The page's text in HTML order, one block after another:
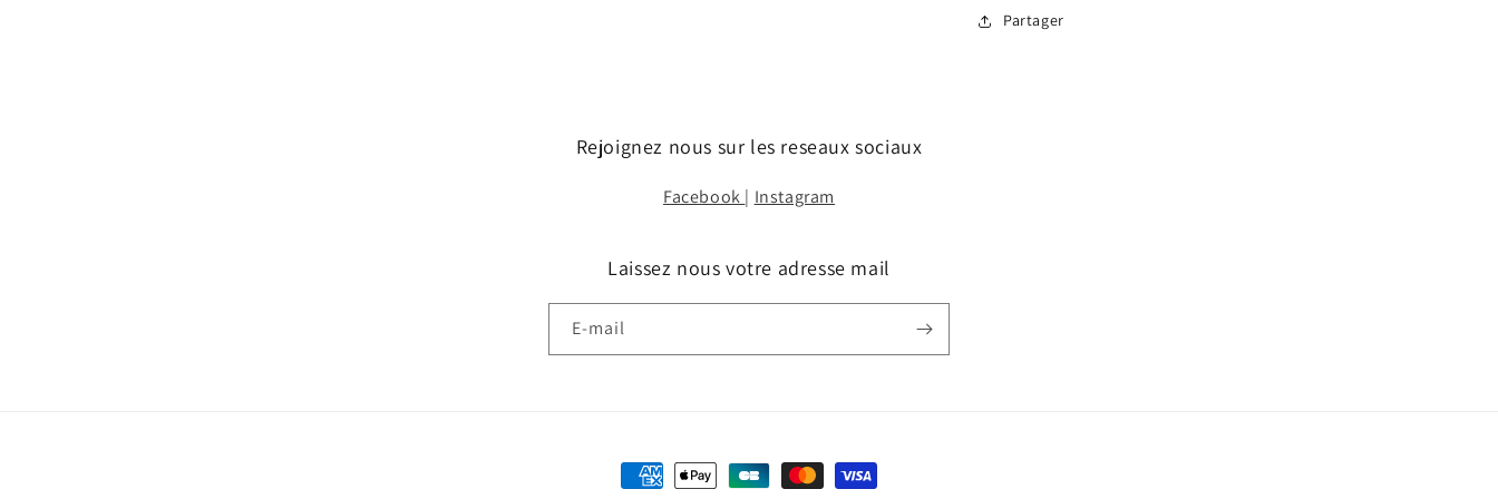
Partager
Rejoignez nous sur les reseaux sociaux
Facebook | Instagram
Laissez nous votre adresse mail
E-mail
Moyens